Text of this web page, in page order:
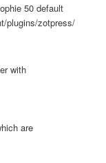
50 default
plugins/zotpress/
with
are